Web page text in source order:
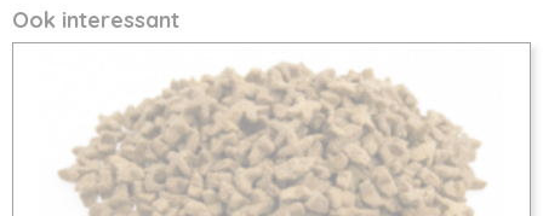
Ook interessant